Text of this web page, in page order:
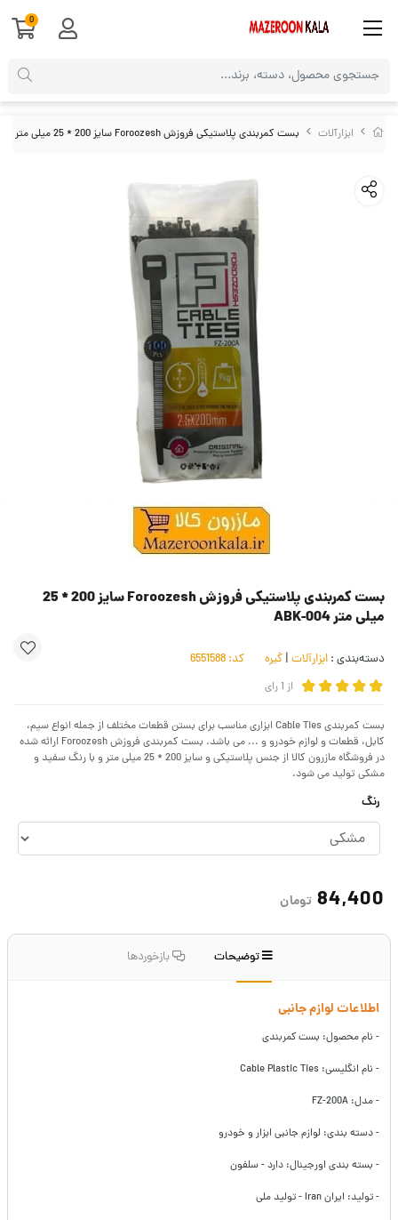
ابزارآلات بست کمربندی پلاستیکی فروزش Foroozesh سایز 200 * 25 میلی متر ABK-004
بست کمربندی پلاستیکی فروزش Foroozesh سایز 200 * 25
میلی متر ABK-004
دسته‌بندی : ابزارآلات | گیره کد:
از 1رای
بست کمربندی Cable Ties ابزاری مناسب برای بستن قطعات مختلف از جمله انواع سیم،
کابل، قطعات و لوازم خودرو و ... می باشد. بست کمربندی فروزش Foroozesh ارائه شده
در فروشگاه مازرون کالا از جنس پلاستیکی و سایز 200 * 25 میلی متر و با رنگ سفید و
مشکی تولید می شود.
رنگ
84,400 تومان
توضیحات بازخوردها
اطلاعات لوازم جانبی
- نام محصول: بست کمربندی
- نام انگلیسی: Cable Plastic Ties
- مدل: FZ-200A
- دسته بندی: لوازم جانبی ابزار و خودرو
- بسته بندی اورجینال: دارد - سلفون
- تولید: ایران Iran - تولید ملی
0